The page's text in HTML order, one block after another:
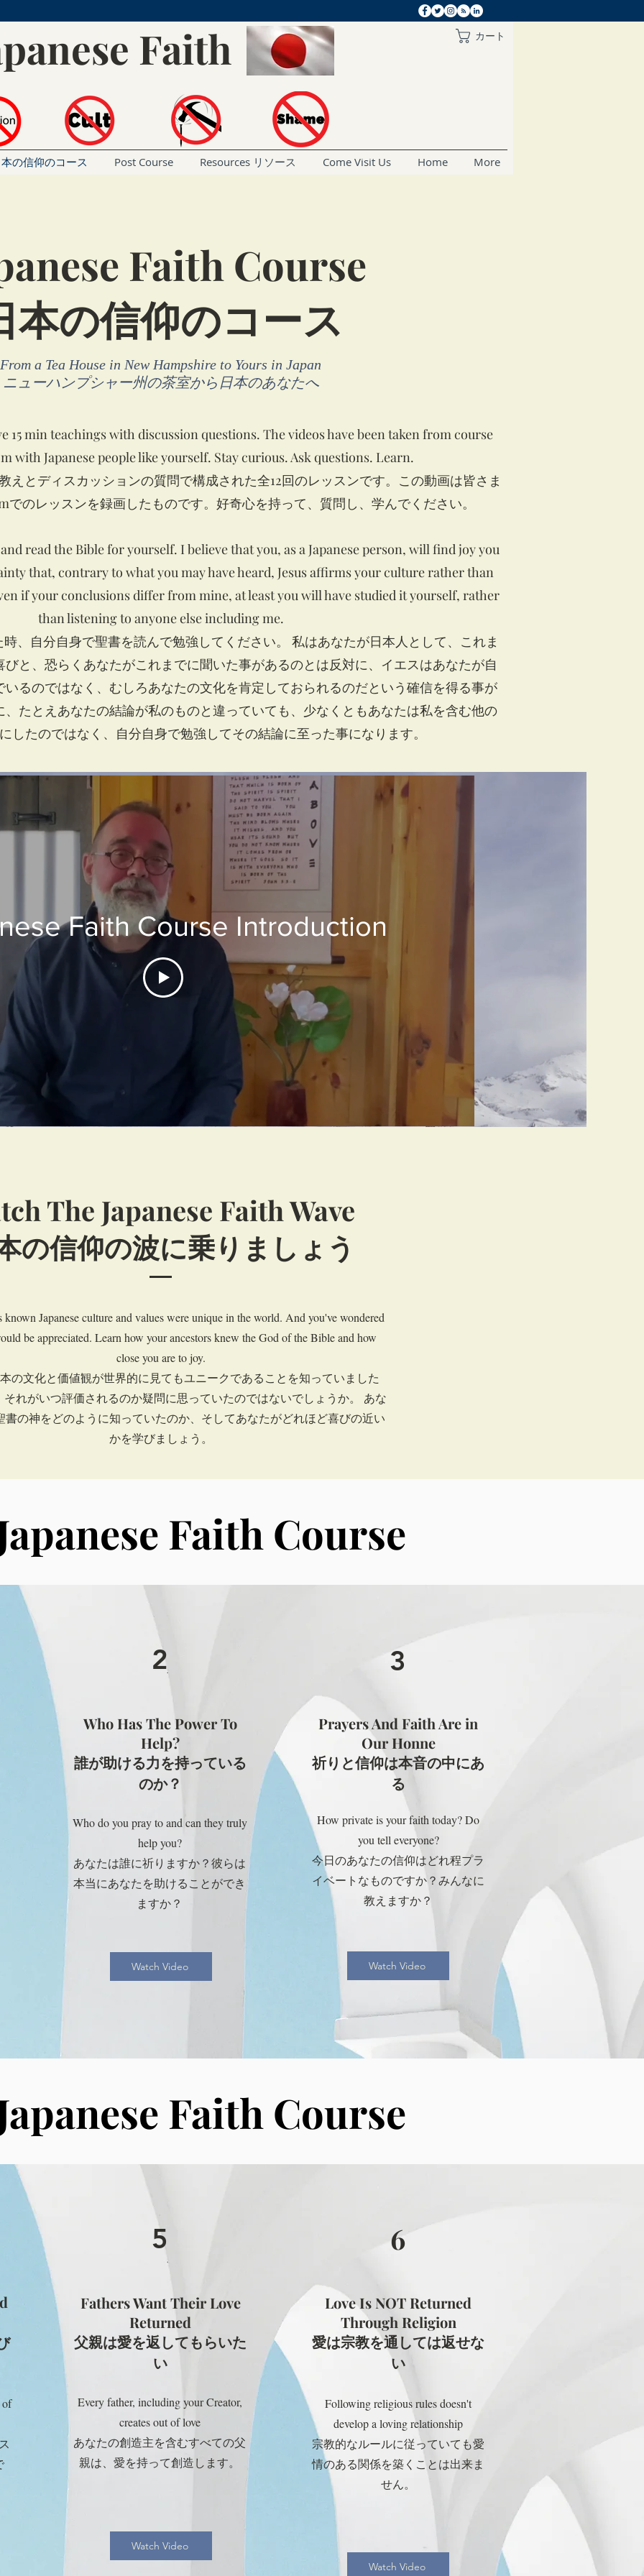
Faith カート
の信仰のコース Post Course Resources リソース Come Visit Us Home More
Faith Course
本の信仰のコース
From a Tea House in New Hampshire to Yours in Japan
ニューハンプシャー州の茶室から日本のあなたへ
15 min teachings with discussion questions. The videos have been taken from course
with Japanese people like yourself. Stay curious. Ask questions. Learn.
えとディスカッションの質問で構成された全12回のレッスンです。この動画は皆さま
のレッスンを録画したものです。好奇心を持って、質問し、学んでください。
read the Bible for yourself. I believe that you, as a Japanese person, will find joy you
that, contrary to what you may have heard, Jesus affirms your culture rather than
if your conclusions differ from mine, at least you will have studied it yourself, rather
than listening to anyone else including me.
、自分自身で聖書を読んで勉強してください。 私はあなたが日本人として、これま
と、恐らくあなたがこれまでに聞いた事があるのとは反対に、イエスはあなたが自
るのではなく、むしろあなたの文化を肯定しておられるのだという確信を得る事が
たとえあなたの結論が私のものと違っていても、少なくともあなたは私を含む他の
したのではなく、自分自身で勉強してその結論に至った事になります。
Faith Course Introduction
The Japanese Faith Wave
の信仰の波に乗りましょう
known Japanese culture and values were unique in the world. And you've wondered
be appreciated. Learn how your ancestors knew the God of the Bible and how
close you are to joy.
の文化と価値観が世界的に見てもユニークであることを知っていました
れがいつ評価されるのか疑問に思っていたのではないでしょうか。 あな
書の神をどのように知っていたのか、そしてあなたがどれほど喜びの近い
かを学びましょう。
Faith Course
2
Who Has The Power To
Help?
誰が助ける力を持っている
のか？
Who do you pray to and can they truly
help you?
あなたは誰に祈りますか？彼らは
本当にあなたを助けることができ
ますか？
Watch Video
3
Prayers And Faith Are in
Our Honne
祈りと信仰は本音の中にあ
る
How private is your faith today? Do
you tell everyone?
今日のあなたの信仰はどれ程プラ
イベートなものですか？みんなに
教えますか？
Watch Video
Faith Course
of
5
Fathers Want Their Love
Returned
父親は愛を返してもらいた
い
Every father, including your Creator,
creates out of love
あなたの創造主を含むすべての父
親は、愛を持って創造します。
Watch Video
6
Love Is NOT Returned
Through Religion
愛は宗教を通しては返せな
い
Following religious rules doesn't
develop a loving relationship
宗教的なルールに従っていても愛
情のある関係を築くことは出来ま
せん。
Watch Video